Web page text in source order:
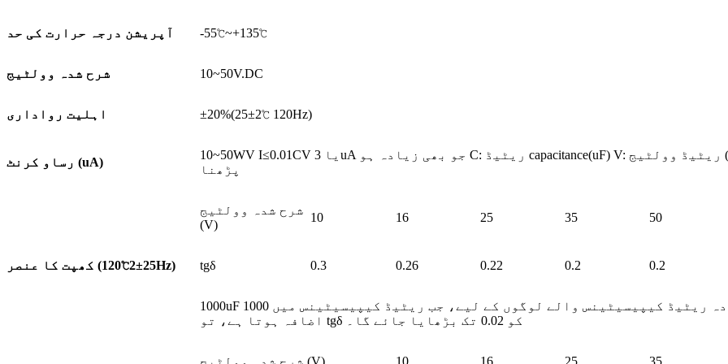
آپریشن درجہ حرارت کی حد -55℃~+135℃
شرح شدہ وولٹیج 10~50V.DC
اہلیت رواداری ±20%(25±2℃ 120Hz)
رساو کرنٹ (uA)
10~50WV I≤0.01CV یا 3uA جو بھی زیادہ ہو C: ریٹیڈ capacitance(uF) V: ریٹیڈ وولٹیج (V) 2 منٹ
پڑھنا
کھپت کا عنصر (25±2 ℃ 120Hz)
شرح شدہ وولٹیج
(V)
10 16 25 35 50
tgδ 0.3 0.26 0.22 0.2 0.2
1000uF سے زیادہ ریٹیڈ کیپیسیٹینس والے لوگوں کے لیے، جب ریٹیڈ کیپیسیٹینس میں 1000uF کا
اضافہ ہوتا ہے، تو tgδ کو 0.02 تک بڑھایا جائے گا۔
شرح شدہ وولٹیج (V) 10 16 25 35